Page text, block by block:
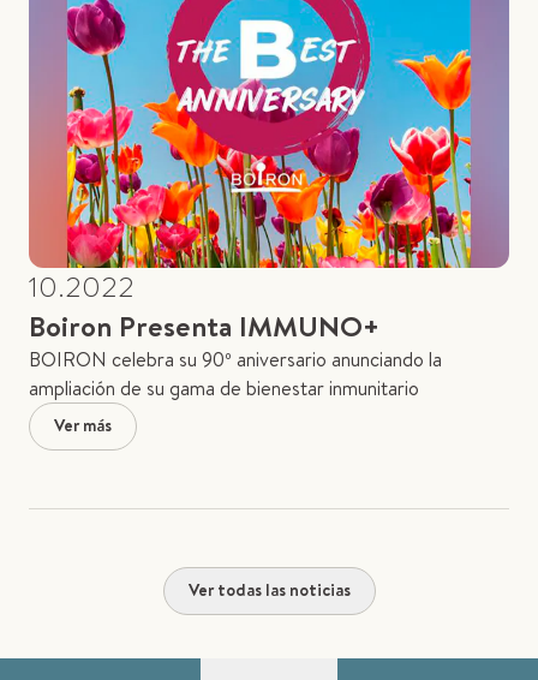
10.2022
Boiron Presenta IMMUNO+
BOIRON celebra su 90º aniversario anunciando la
ampliación de su gama de bienestar inmunitario
Ver más
Ver todas las noticias